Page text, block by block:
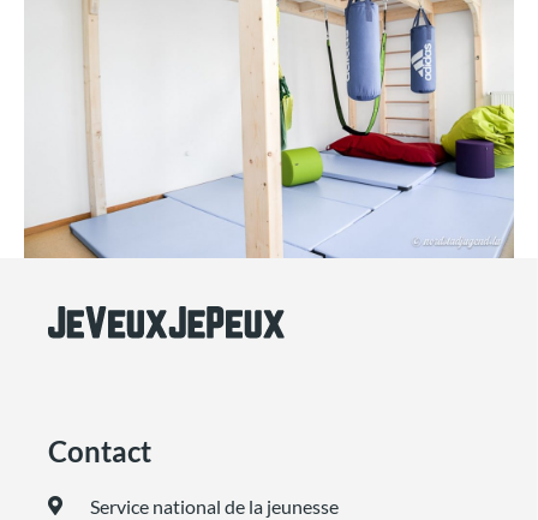
Contact
Service national de la jeunesse